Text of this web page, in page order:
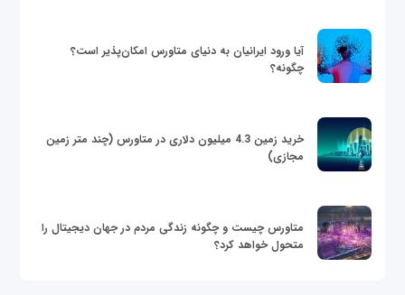
آیا ورود ایرانیان به دنیای متاورس امکان‌پذیر است؟
چگونه؟
خرید زمین 4.3 میلیون دلاری در متاورس (چند متر زمین
مجازی)
متاورس چیست و چگونه زندگی مردم در جهان دیجیتال را
متحول خواهد کرد؟